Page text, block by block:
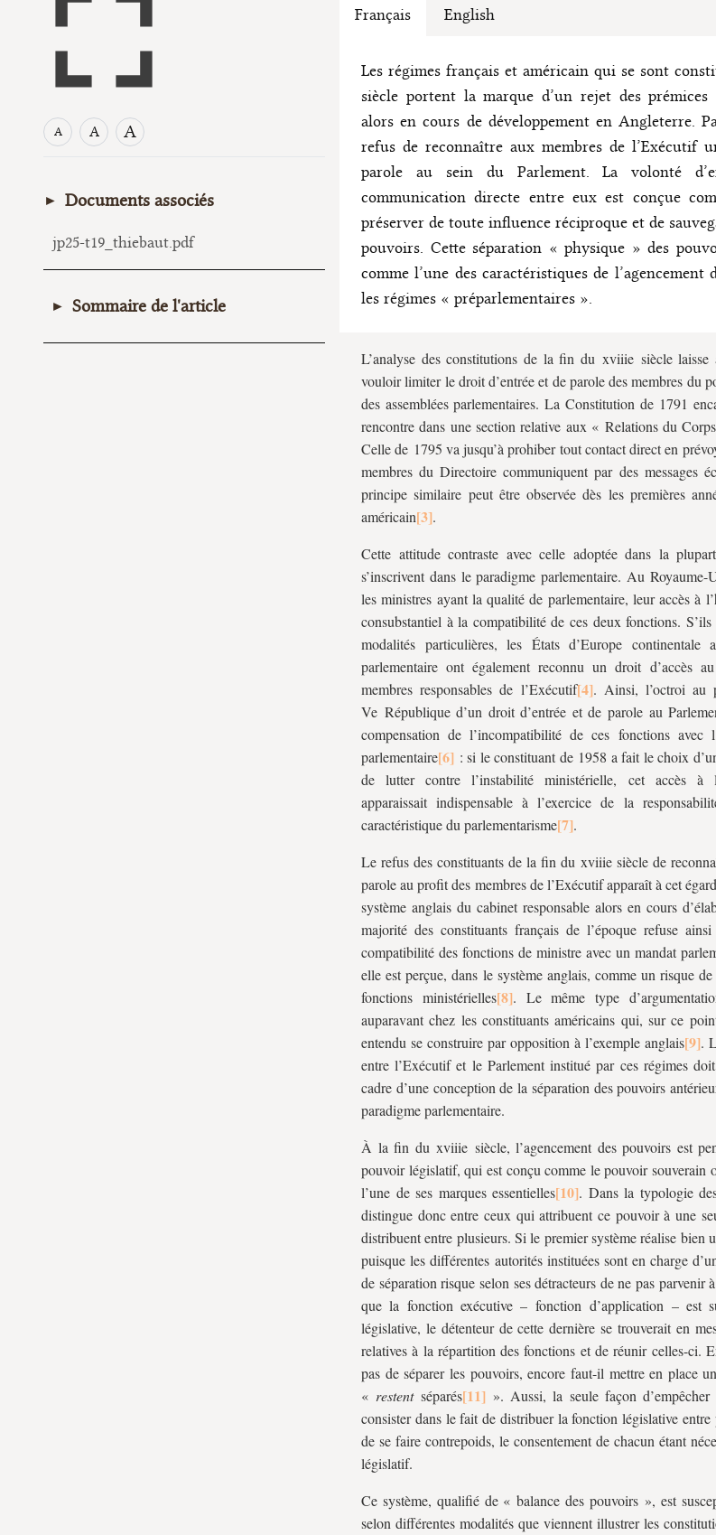
A A A
Documents associés
jp25-t19_thiebaut.pdf
Sommaire de l'article
I. 1791 : l’instauration d’une
Français English
Les régimes français et américain qui se sont
siècle portent la marque d’un rejet des prémices
alors en cours de développement en Angleterre.
refus de reconnaître aux membres de l’Exécutif
parole au sein du Parlement. La volonté
communication directe entre eux est conçue
préserver de toute influence réciproque et de
pouvoirs. Cette séparation « physique » des
comme l’une des caractéristiques de l’agencement
les régimes « préparlementaires ».
L’analyse des constitutions de la fin du xviiie siècle laisse
vouloir limiter le droit d’entrée et de parole des membres du
des assemblées parlementaires. La Constitution de 1791
rencontre dans une section relative aux « Relations du
Celle de 1795 va jusqu’à prohiber tout contact direct en
membres du Directoire communiquent par des messages
principe similaire peut être observée dès les premières
américain
.
Cette attitude contraste avec celle adoptée dans la
s’inscrivent dans le paradigme parlementaire. Au
les ministres ayant la qualité de parlementaire, leur accès à
consubstantiel à la compatibilité de ces deux fonctions.
modalités particulières, les États d’Europe continentale
parlementaire ont également reconnu un droit d’accès
membres responsables de l’Exécutif
. Ainsi, l’octroi au
Ve République d’un droit d’entrée et de parole au
compensation de l’incompatibilité de ces fonctions avec
parlementaire
: si le constituant de 1958 a fait le choix
de lutter contre l’instabilité ministérielle, cet accès à
apparaissait indispensable à l’exercice de la
caractéristique du parlementarisme
.
Le refus des constituants de la fin du xviiie siècle de
parole au profit des membres de l’Exécutif apparaît à cet
système anglais du cabinet responsable alors en cours
majorité des constituants français de l’époque refuse
compatibilité des fonctions de ministre avec un mandat
elle est perçue, dans le système anglais, comme un risque
fonctions ministérielles
. Le même type
auparavant chez les constituants américains qui, sur ce
entendu se construire par opposition à l’exemple anglais
.
entre l’Exécutif et le Parlement institué par ces régimes
cadre d’une conception de la séparation des pouvoirs
paradigme parlementaire.
À la fin duxviiie siècle, l’agencement des pouvoirs est
pouvoir législatif, qui est conçu comme le pouvoir souverain
l’une de ses marques essentielles
. Dans la typologie
distingue donc entre ceux qui attribuent ce pouvoir à une
distribuent entre plusieurs. Si le premier système réalise bien
puisque les différentes autorités instituées sont en charge
de séparation risque selon ses détracteurs de ne pas parvenir
que la fonction exécutive – fonction d’application – est
législative, le détenteur de cette dernière se trouverait en
relatives à la répartition des fonctions et de réunir celles-ci.
pas de séparer les pouvoirs, encore faut-il mettre en place
« restent séparés
». Aussi, la seule façon d’empêcher
consister dans le fait de distribuer la fonction législative entre
de se faire contrepoids, le consentement de chacun étant
législatif.
Ce système, qualifié de « balance des pouvoirs », est
selon différentes modalités que viennent illustrer les